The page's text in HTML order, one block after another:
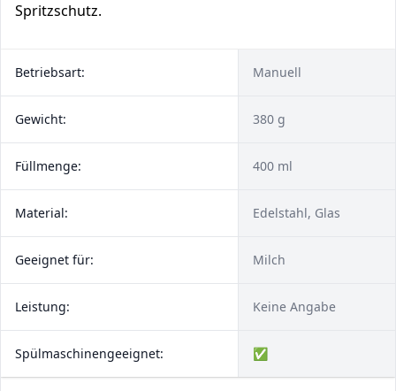
Spritzschutz.
Betriebsart: Manuell
Gewicht: 380 g
Füllmenge: 400 ml
Material: Edelstahl, Glas
Geeignet für: Milch
Leistung: Keine Angabe
Spülmaschinengeeignet: ✅